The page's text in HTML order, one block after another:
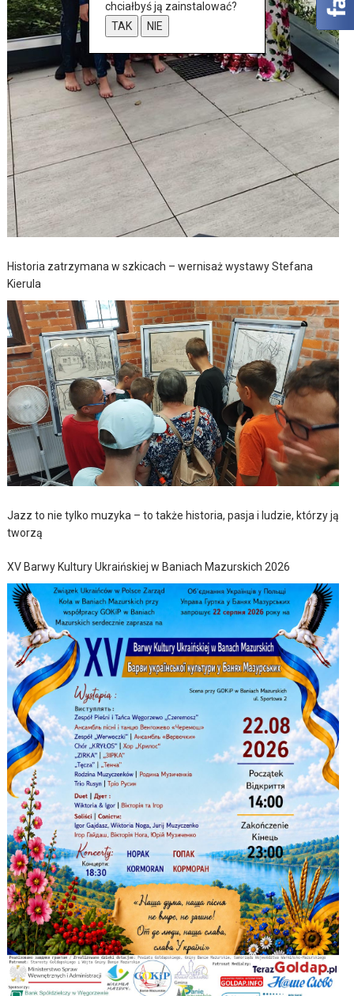
Historia zatrzymana w szkicach – wernisaż wystawy Stefana
Kierula
Jazz to nie tylko muzyka – to także historia, pasja i ludzie, którzy ją
tworzą
XV Barwy Kultury Ukraińskiej w Baniach Mazurskich 2026
chciałbyś ją zainstalować?
TAK
NIE